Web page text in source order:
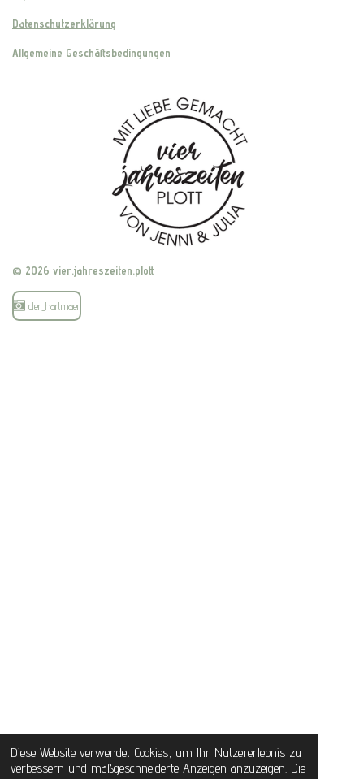
Diese Website verwendet Cookies, um Ihr Nutzererlebnis zu
verbessern und maßgeschneiderte Anzeigen anzuzeigen. Die
Datenschutzerklärung
Allgemeine Geschäftsbedingungen
© 2026 vier.jahreszeiten.plott
der_hartmaen